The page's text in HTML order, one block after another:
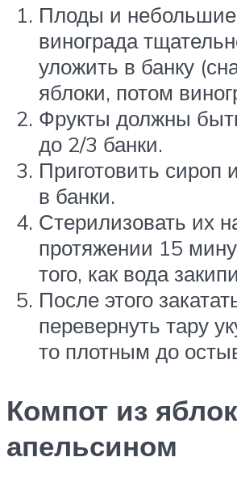
Плоды и небольшие
винограда
уложить в банку
яблоки, потом
Фрукты должны
до 2/3 банки.
Приготовить сироп
в банки.
Стерилизовать их
протяжении 15
того, как вода
После этого
перевернуть тару
то плотным до
Компот из
апельсином